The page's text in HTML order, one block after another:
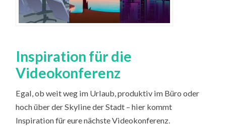
Inspiration für die
Videokonferenz
Egal, ob weit weg im Urlaub, produktiv im Büro oder
hoch über der Skyline der Stadt – hier kommt
Inspiration für eure nächste Videokonferenz.